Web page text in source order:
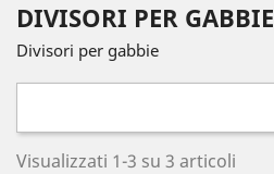
DIVISORI PER GABBIE
Divisori per gabbie
Visualizzati 1-3 su 3 articoli